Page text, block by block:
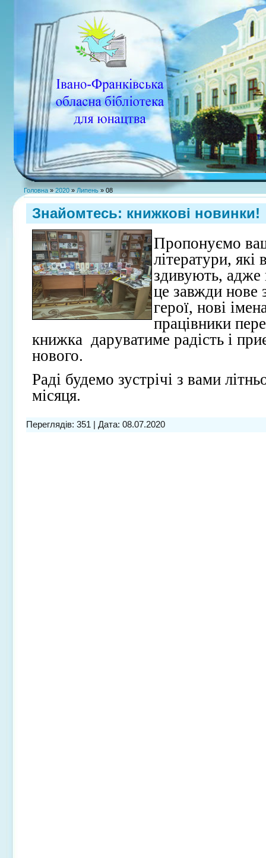
Головна»2020 » Липень » 08
Знайомтесь: книжкові новинки!
Пропонуємо
літератури, які
здивують,
це завжди нове
герої, нові
працівники
книжка даруватиме радість і
нового.
Раді будемо зустрічі з вами
місяця.
Переглядів: 351 | Дата: 08.07.2020